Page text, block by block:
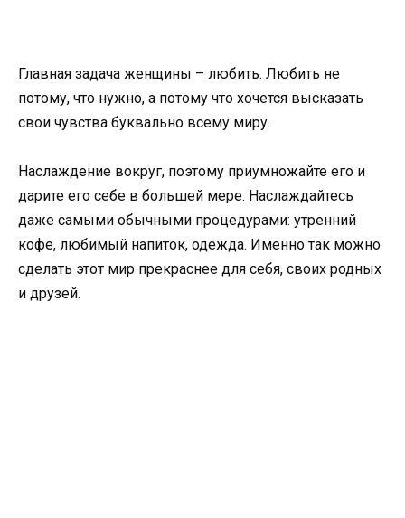
Главная задача женщины – любить. Любить не
потому, что нужно, а потому что хочется высказать
свои чувства буквально всему миру.
Наслаждение вокруг, поэтому приумножайте его и
дарите его себе в большей мере. Наслаждайтесь
даже самыми обычными процедурами: утренний
кофе, любимый напиток, одежда. Именно так можно
сделать этот мир прекраснее для себя, своих родных
и друзей.